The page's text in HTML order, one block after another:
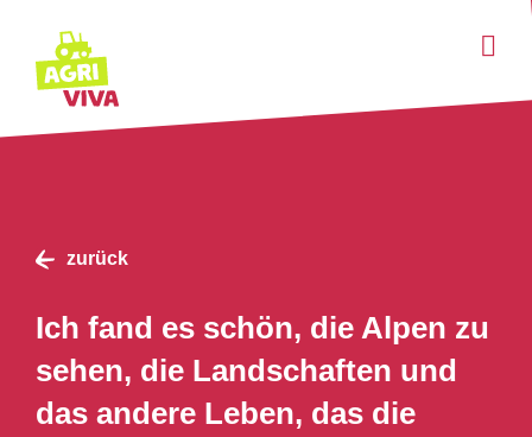
News
Hilfe & FAQ
Login
Favoriten
Deutsch
Einsatz suchen
zurück
Ich fand es schön, die Alpen zu
sehen, die Landschaften und
das andere Leben, das die